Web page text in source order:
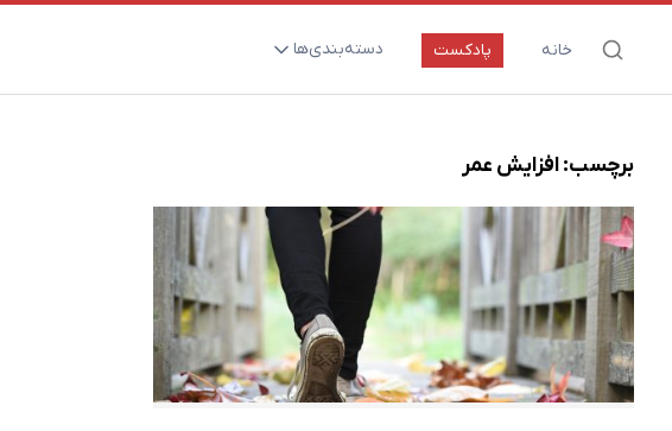
خانه پادکست دسته‌بندی‌ها
ارتقای سلامت و طول عمر
تغذیه و مکمل‌ها
تکنولوژی و سلامت
دارو‌ها و واکسن‌ها
مادر و کودک
برچسب:افزایش عمر